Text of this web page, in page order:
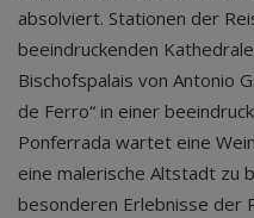
absolviert. Stationen der
beeindruckenden
Bischofspalais von Antonio
de Ferro“ in einer
Ponferrada wartet eine
eine malerische Altstadt zu
besonderen Erlebnisse der